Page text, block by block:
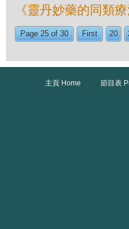
《靈丹妙藥的同類
Page 25 of 30 First 20
主頁 Home 節目表